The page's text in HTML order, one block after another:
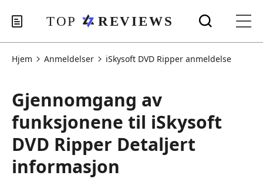
Hjem Anmeldelser iSkysoft DVD Ripper anmeldelse
Gjennomgang av
funksjonene til iSkysoft
DVD Ripper Detaljert
informasjon